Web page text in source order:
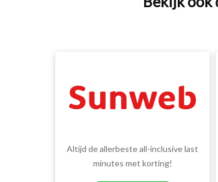
Altijd de allerbeste all-inclusive last
minutes met korting!